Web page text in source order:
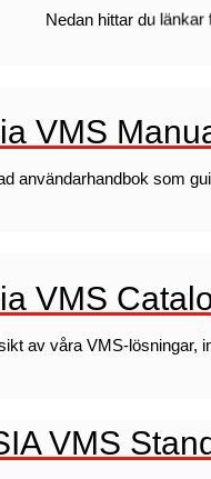
Nedan hittar du
VMS
användarhandbok som
VMS
av våra VMS-lösningar,
VMS